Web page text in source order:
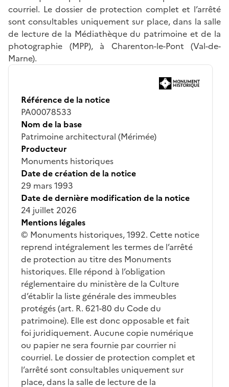
courriel. Le dossier de protection complet et l’arrêté
sont consultables uniquement sur place, dans la salle
de lecture de la Médiathèque du patrimoine et de la
photographie (MPP), à Charenton-le-Pont (Val-de-
Marne).
Référence de la notice
PA00078533
Nom de la base
Patrimoine architectural (Mérimée)
Producteur
Monuments historiques
Date de création de la notice
29 mars 1993
Date de dernière modification de la notice
24 juillet 2026
Mentions légales
© Monuments historiques, 1992. Cette notice
reprend intégralement les termes de l’arrêté
de protection au titre des Monuments
historiques. Elle répond à l’obligation
réglementaire du ministère de la Culture
d’établir la liste générale des immeubles
protégés (art. R. 621-80 du Code du
patrimoine). Elle est donc opposable et fait
foi juridiquement. Aucune copie numérique
ou papier ne sera fournie par courrier ni
courriel. Le dossier de protection complet et
l’arrêté sont consultables uniquement sur
place, dans la salle de lecture de la